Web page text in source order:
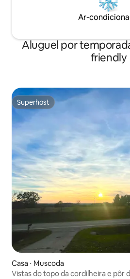
Ar-
Aluguel por
friendly
Superhost
Superhost
Casa ⋅ Muscoda
Vistas do topo da cordilheira e pôr